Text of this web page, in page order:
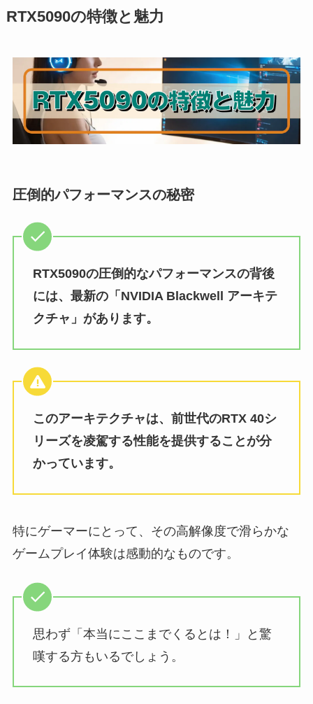
RTX5090の特徴と魅力
圧倒的パフォーマンスの秘密
RTX5090の圧倒的なパフォーマンスの背後
には、最新の「NVIDIA Blackwell アーキテ
クチャ」があります。
このアーキテクチャは、前世代のRTX 40シ
リーズを凌駕する性能を提供することが分
かっています。
特にゲーマーにとって、その高解像度で滑らかな
ゲームプレイ体験は感動的なものです。
思わず「本当にここまでくるとは！」と驚
嘆する方もいるでしょう。